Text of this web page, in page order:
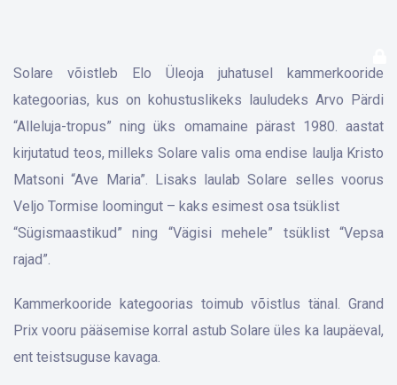
Solare võistleb Elo Üleoja juhatusel kammerkooride
kategoorias, kus on kohustuslikeks lauludeks Arvo Pärdi
“Alleluja-tropus” ning üks omamaine pärast 1980. aastat
kirjutatud teos, milleks Solare valis oma endise laulja Kristo
Matsoni “Ave Maria”. Lisaks laulab Solare selles voorus
Veljo Tormise loomingut – kaks esimest osa tsüklist
“Sügismaastikud” ning “Vägisi mehele” tsüklist “Vepsa
rajad”.
Kammerkooride kategoorias toimub võistlus tänal. Grand
Prix vooru pääsemise korral astub Solare üles ka laupäeval,
ent teistsuguse kavaga.